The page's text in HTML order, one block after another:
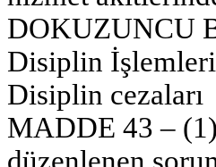
DOKUZUNCU
Disiplin İşlemleri
Disiplin cezaları
MADDE 43 –